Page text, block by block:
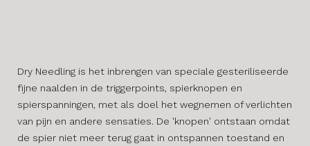
Dry Needling is het inbrengen van speciale gesteriliseerde
fijne naalden in de triggerpoints, spierknopen en
spierspanningen, met als doel het wegnemen of verlichten
van pijn en andere sensaties. De 'knopen' ontstaan omdat
de spier niet meer terug gaat in ontspannen toestand en